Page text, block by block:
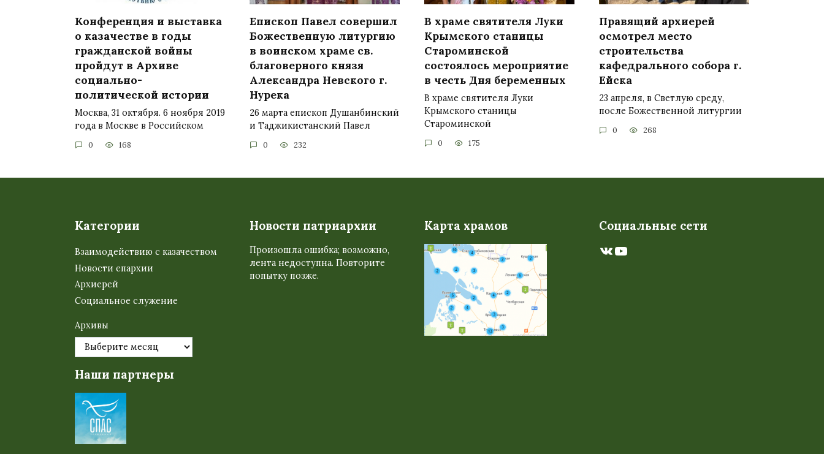
Конференция и выставка
о казачестве в годы
гражданской войны
пройдут в Архиве
социально-
политической истории
Москва, 31 октября. 6 ноября 2019
года в Москве в Российском
0 168
Епископ Павел совершил
Божественную литургию
в воинском храме св.
благоверного князя
Александра Невского г.
Нурека
26 марта епископ Душанбинский
и Таджикистанский Павел
0 232
В храме святителя Луки
Крымского станицы
Староминской
состоялось мероприятие
в честь Дня беременных
В храме святителя Луки
Крымского станицы
Староминской
0 175
Правящий архиерей
осмотрел место
строительства
кафедрального собора г.
Ейска
23 апреля, в Светлую среду,
после Божественной литургии
0 268
Категории
Взаимодействию с казачеством
Новости епархии
Архиерей
Социальное служение
Архивы
Наши партнеры
Новости патриархии
Произошла ошибка; возможно,
лента недоступна. Повторите
попытку позже.
Карта храмов Социальные сети
ВКонтакте
YouTube